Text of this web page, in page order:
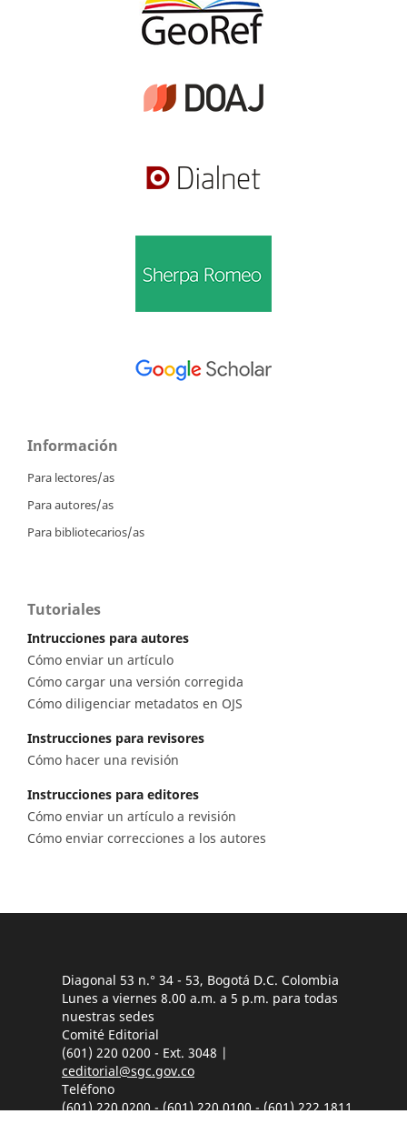
Información
Para lectores/as
Para autores/as
Para bibliotecarios/as
Tutoriales
Intrucciones para autores
Cómo enviar un artículo
Cómo cargar una versión corregida
Cómo diligenciar metadatos en OJS
Instrucciones para revisores
Cómo hacer una revisión
Instrucciones para editores
Cómo enviar un artículo a revisión
Cómo enviar correcciones a los autores
Diagonal 53 n.° 34 - 53, Bogotá D.C. Colombia
Lunes a viernes 8.00 a.m. a 5 p.m. para todas
nuestras sedes
Comité Editorial
(601) 220 0200 - Ext. 3048 |
ceditorial@sgc.gov.co
Teléfono
(601) 220 0200 - (601) 220 0100 - (601) 222 1811